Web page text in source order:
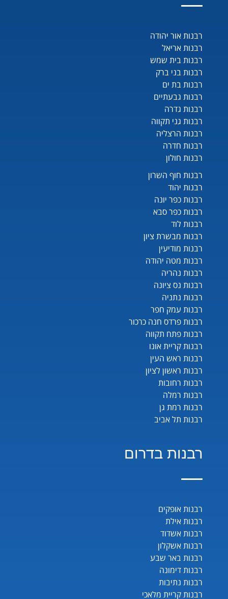
רבנות אור יהודה
רבנות אריאל
רבנות בית שמש
רבנות בני ברק
רבנות בת ים
רבנות גבעתיים
רבנות גדרה
רבנות גני תקווה
רבנות הרצליה
רבנות חדרה
רבנות חולון
רבנות חוף השרון
רבנות יהוד
רבנות כפר יונה
רבנות כפר סבא
רבנות לוד
רבנות מבשרת ציון
רבנות מודיעין
רבנות מטה יהודה
רבנות נהריה
רבנות נס ציונה
רבנות נתניה
רבנות עמק חפר
רבנות פרדס חנה כרכור
רבנות פתח תקווה
רבנות קריית אונו
רבנות ראש העין
רבנות ראשון לציון
רבנות רחובות
רבנות רמלה
רבנות רמת גן
רבנות תל אביב
רבנות בדרום
רבנות אופקים
רבנות אילת
רבנות אשדוד
רבנות אשקלון
רבנות באר שבע
רבנות דימונה
רבנות נתיבות
רבנות קריית מלאכי